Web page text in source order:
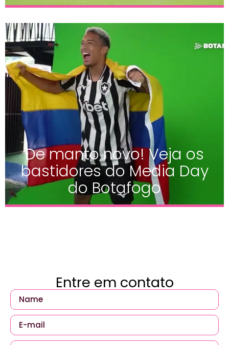
De manto novo! Veja os
bastidores do Media Day
do Botafogo
Entre em contato